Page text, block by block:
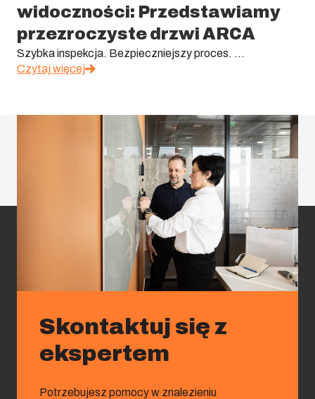
widoczności: Przedstawiamy
przezroczyste drzwi ARCA
Szybka inspekcja. Bezpieczniejszy proces. ...
Czytaj więcej
Skontaktuj się z
ekspertem
Potrzebujesz pomocy w znalezieniu